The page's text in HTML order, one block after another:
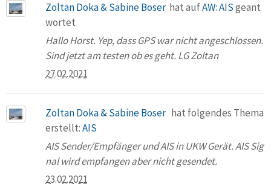
Zoltan Doka & Sabine Boser hat aufAW: AISgeant
wortet
Hallo Horst. Yep, dass GPS war nicht angeschlossen.
Sind jetzt am testen ob es geht. LG Zoltan
27.02.2021
Zoltan Doka & Sabine Boser hat folgendes Thema
erstellt:AIS
AIS Sender/Empfänger und AIS in UKW Gerät. AIS Sig
nal wird empfangen aber nicht gesendet.
23.02.2021